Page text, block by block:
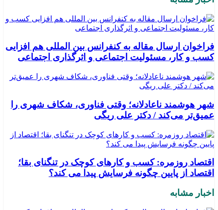
فراخوان ارسال مقاله به کنفرانس بین المللی هم افزایی
کسب و کار، مسئولیت اجتماعی و اثرگذاری اجتماعی
شهر هوشمند ناعادلانه؛ وقتی فناوری، شکاف شهری را
عمیق‌تر می‌کند / دکتر علی ریگی
اقتصاد روزمره: کسب‌ و کارهای کوچک در تنگنای بقا؛
اقتصاد از پایین چگونه فرسایش پیدا می کند؟
اخبار مشابه